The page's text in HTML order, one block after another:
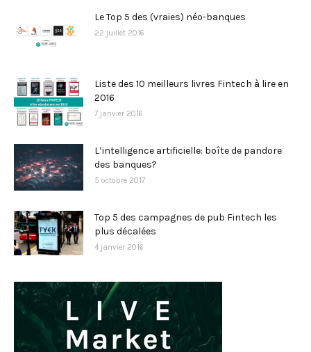
Le Top 5 des (vraies) néo-banques
22 juillet 2016
Liste des 10 meilleurs livres Fintech à lire en
2016
7 janvier 2016
L’intelligence artificielle: boîte de pandore
des banques?
5 octobre 2017
Top 5 des campagnes de pub Fintech les
plus décalées
4 janvier 2016